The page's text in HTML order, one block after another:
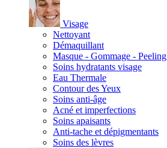
Visage
Nettoyant
Démaquillant
Masque - Gommage - Peeling
Soins hydratants visage
Eau Thermale
Contour des Yeux
Soins anti-âge
Acné et imperfections
Soins apaisants
Anti-tache et dépigmentants
Soins des lèvres